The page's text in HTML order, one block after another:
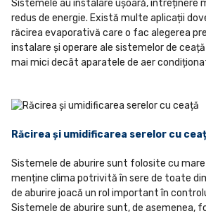
Sistemele au instalare ușoară, întreținere
redus de energie. Există multe aplicații
răcirea evaporativă care o fac alegerea
instalare și operare ale sistemelor de
mai mici decât aparatele de aer
Răcirea și umidificarea serelor cu
Sistemele de aburire sunt folosite cu
menține clima potrivită în sere de toate
de aburire joacă un rol important în
Sistemele de aburire sunt, de asemenea,